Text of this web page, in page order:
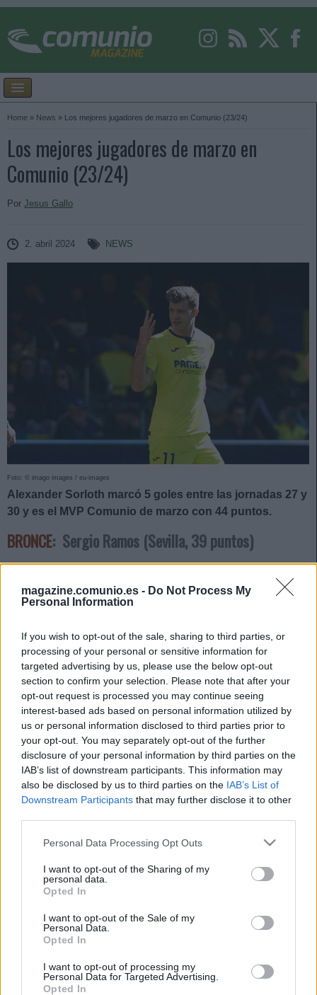
magazine.comunio.es - Do Not Process My
Personal Information
If you wish to opt-out of the sale, sharing to third parties, or
processing of your personal or sensitive information for
targeted advertising by us, please use the below opt-out
section to confirm your selection. Please note that after your
opt-out request is processed you may continue seeing
interest-based ads based on personal information utilized by
us or personal information disclosed to third parties prior to
your opt-out. You may separately opt-out of the further
disclosure of your personal information by third parties on the
IAB’s list of downstream participants. This information may
also be disclosed by us to third parties on the IAB’s List of
Downstream Participants that may further disclose it to other
Please note that this website/app uses one or more Google
not limited to your visit or usage behaviour. You may click to
grant or deny consent to Google and its third-party tags to
use your data for below specified purposes in below Google
consent section.
Personal Data Processing Opt Outs
I want to opt-out of the Sharing of my
personal data.
Opted In
I want to opt-out of the Sale of my
Personal Data.
Opted In
I want to opt-out of processing my
Personal Data for Targeted Advertising.
Opted In
Home » News » Los mejores jugadores de marzo en Comunio (23/24)
Los mejores jugadores de marzo en
Comunio (23/24)
Por Jesus Gallo
2. abril 2024 NEWS
Foto: © imago images / eu-images
Alexander Sorloth marcó 5 goles entre las jornadas 27 y
30 y es el MVP Comunio de marzo con 44 puntos.
BRONCE: Sergio Ramos (Sevilla, 39 puntos)
con 39 puntos. El futbolista del Sevilla destacó en los cuatro
partidos que jugó su equipo en el mes con 2 goles en las
respectivamente.
Ramos está dando un gran rendimiento en su vuelta a
LaLiga tras dejar el PSG el pasado verano. Ha disputado 20
partidos en los que ha anotado 3 goles y sumado 134
puntos Comunio. Es actualmente el 12º mejor defensa del
juego en puntos totales y el cuarto en puntos por partido.
PLATA: Vinícius Jr. (Real Madrid, 43 puntos)
El segundo puesto de mejores jugadores de marzo es para
sacó su mejor versión con 5 goles en tres partidos y 43
puntos en total. Vini ha logrado 15, 12 y 16 puntos en las
últimas tres jornadas.
El brasileño acumula 12 goles y 4 asistencias en 20
partidos esta temporada, para un total de 159 puntos.
Promedia 7,95 puntos, el segundo mejor delantero tras
Griezmann en ese apartado.